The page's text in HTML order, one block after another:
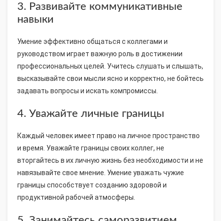
3. Развивайте коммуникативные
навыки
Умение эффективно общаться с коллегами и
руководством играет важную роль в достижении
профессиональных целей. Учитесь слушать и слышать,
высказывайте свои мысли ясно и корректно, не бойтесь
задавать вопросы и искать компромиссы.
4. Уважайте личные границы
Каждый человек имеет право на личное пространство
и время. Уважайте границы своих коллег, не
вторгайтесь в их личную жизнь без необходимости и не
навязывайте свое мнение. Умение уважать чужие
границы способствует созданию здоровой и
продуктивной рабочей атмосферы.